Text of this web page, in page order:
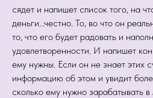
сядет и напишет список того, на
деньги...честно. То, во что он
то, что его будет радовать и
удовлетворенности. И напишет
ему нужны. Если он не знает этих
информацию об этом и увидит
сколько ему нужно зарабатывать в